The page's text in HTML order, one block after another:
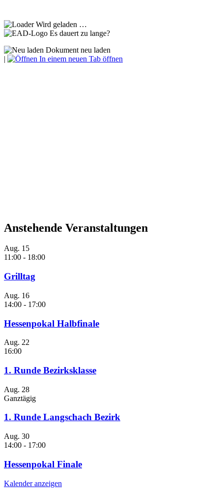
Wird geladen …
Es dauert zu lange?
Dokument neu laden
|
In einem neuen Tab öffnen
Anstehende Veranstaltungen
Aug. 15
11:00 - 18:00
Grilltag
Aug. 16
14:00 - 17:00
Hessenpokal Halbfinale
Aug. 22
16:00
1. Runde Bezirksklasse
Aug. 28
Ganztägig
1. Runde Langschach Bezirk
Aug. 30
14:00 - 17:00
Hessenpokal Finale
Kalender anzeigen